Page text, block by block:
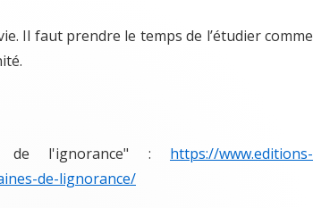
Il faut prendre le temps de l’étudier comme
de l'ignorance" : https://www.editions-
de-lignorance/